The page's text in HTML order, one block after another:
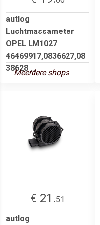
autlog
Luchtmassameter
OPEL LM1027
46469917,0836627,08
38628 ...
Meerdere shops
€ 21.51
autlog